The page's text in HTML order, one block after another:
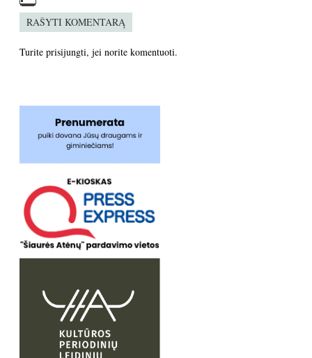
RAŠYTI KOMENTARĄ
Turite prisijungti, jei norite komentuoti.